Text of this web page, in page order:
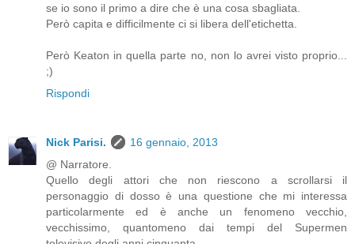
se io sono il primo a dire che è una cosa sbagliata.
Però capita e difficilmente ci si libera dell'etichetta.
Però Keaton in quella parte no, non lo avrei visto proprio...
;)
Rispondi
Nick Parisi.
16 gennaio, 2013
@ Narratore.
Quello degli attori che non riescono a scrollarsi il
personaggio di dosso è una questione che mi interessa
particolarmente ed è anche un fenomeno vecchio,
vecchissimo, quantomeno dai tempi del Supermen